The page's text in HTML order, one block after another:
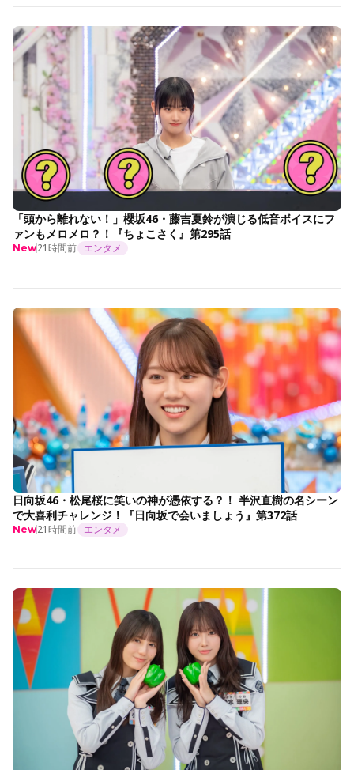
「頭から離れない！」櫻坂46・藤吉夏鈴が演じる低音ボイスにフ
ァンもメロメロ？！『ちょこさく』第295話
New21時間前 エンタメ
日向坂46・松尾桜に笑いの神が憑依する？！ 半沢直樹の名シーン
で大喜利チャレンジ！『日向坂で会いましょう』第372話
New21時間前 エンタメ